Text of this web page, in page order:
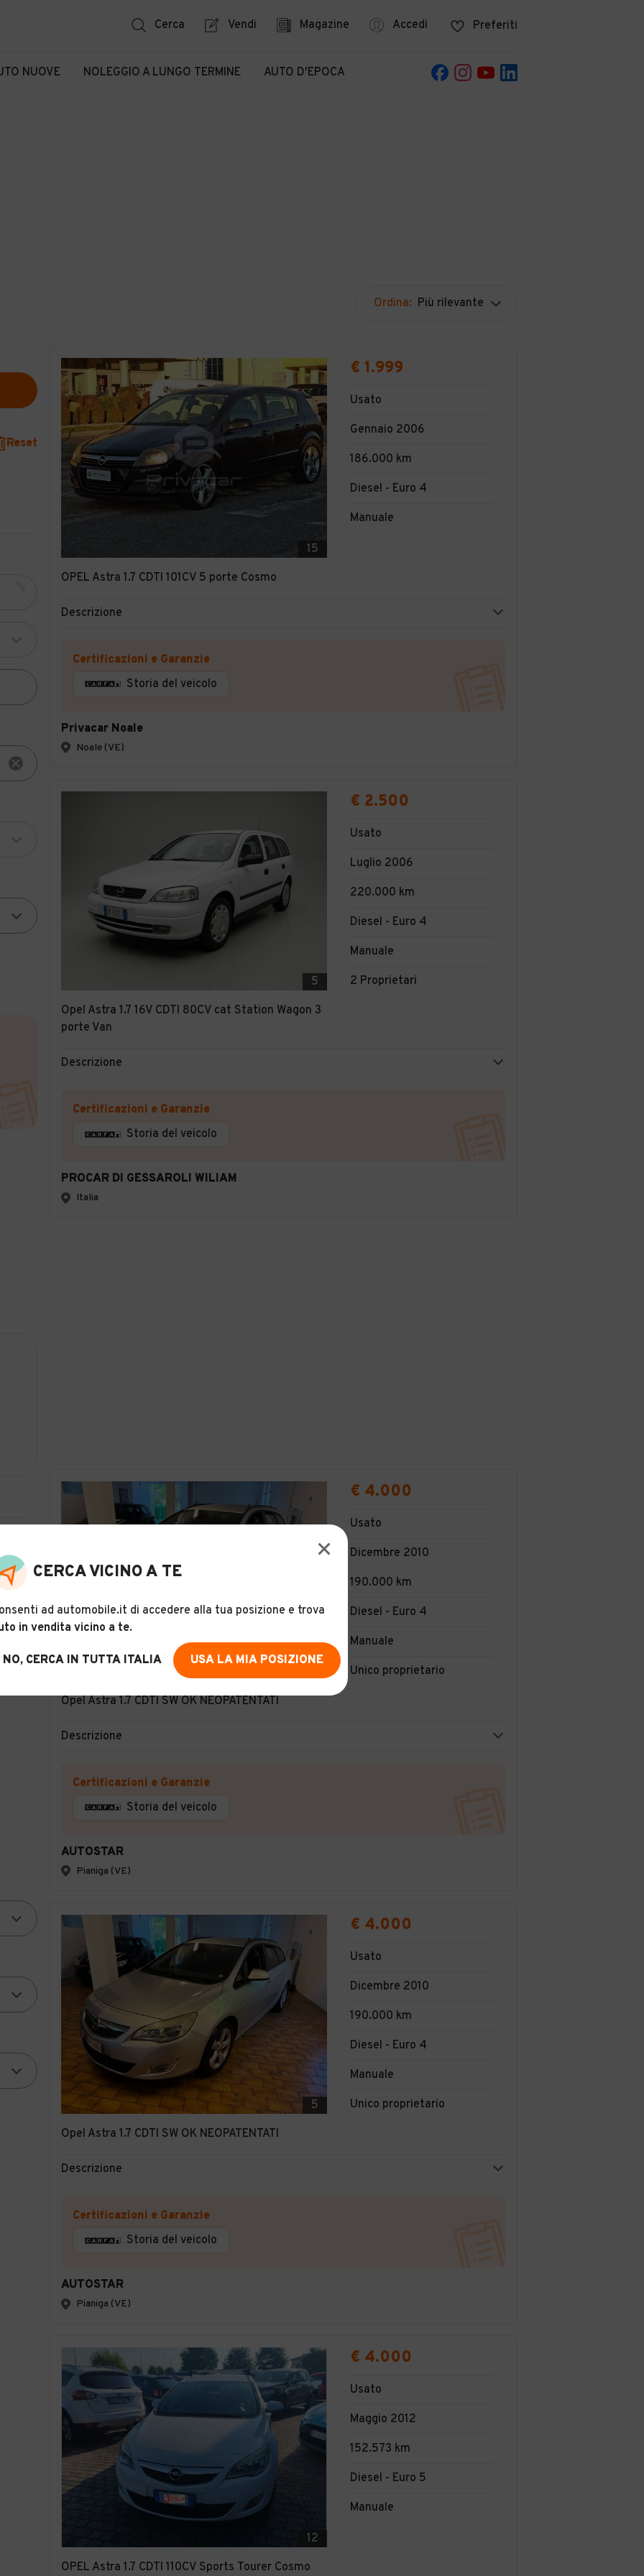
Cerca Vendi Magazine Accedi Preferiti
NUOVE NOLEGGIO A LUNGO TERMINE AUTO D'EPOCA
Ordina: Più rilevante
Reset
15
OPEL Astra 1.7 CDTI 101CV 5 porte Cosmo
€ 1.999
Usato
Gennaio 2006
186.000 km
Diesel - Euro 4
Manuale
Descrizione
Certificazioni e Garanzie
Storia del veicolo
Privacar Noale
Noale (VE)
5
Opel Astra 1.7 16V CDTI 80CV cat Station Wagon 3
porte Van
€ 2.500
Usato
Luglio 2006
220.000 km
Diesel - Euro 4
Manuale
2 Proprietari
Descrizione
Certificazioni e Garanzie
Storia del veicolo
PROCAR DI GESSAROLI WILIAM
Italia
Opel Astra 1.7 CDTI SW OK NEOPATENTATI
€ 4.000
Usato
Dicembre 2010
190.000 km
Diesel - Euro 4
Manuale
Unico proprietario
Descrizione
Certificazioni e Garanzie
Storia del veicolo
AUTOSTAR
Pianiga (VE)
5
Opel Astra 1.7 CDTI SW OK NEOPATENTATI
€ 4.000
Usato
Dicembre 2010
190.000 km
Diesel - Euro 4
Manuale
Unico proprietario
Descrizione
Certificazioni e Garanzie
Storia del veicolo
AUTOSTAR
Pianiga (VE)
12
OPEL Astra 1.7 CDTI 110CV Sports Tourer Cosmo
€ 4.000
Usato
Maggio 2012
152.573 km
Diesel - Euro 5
Manuale
CERCA VICINO A TE
ad automobile.it di accedere alla tua posizione e trova
in vendita vicino a te.
NO, CERCA IN TUTTA ITALIA USA LA MIA POSIZIONE